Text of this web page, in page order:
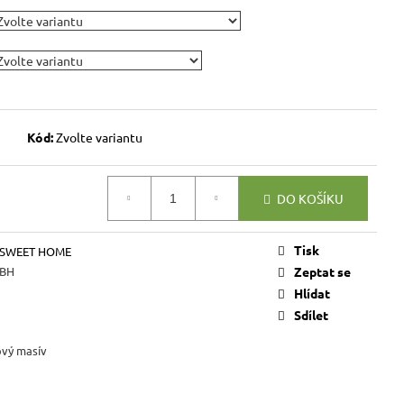
Kód:Zvolte variantu
DO KOŠÍKU
HOME
masív
Tisk
Zeptat se
Hlídat
Sdílet
SWEET HOME
PROSTOREM